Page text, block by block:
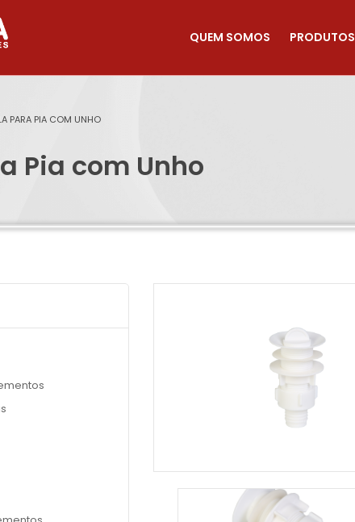
QUEM SOMOS PRODUTOS
PARA PIA COM UNHO
Pia com Unho